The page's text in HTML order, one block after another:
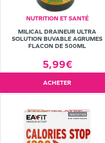
NUTRITION ET SANTÉ
MILICAL DRAINEUR ULTRA
SOLUTION BUVABLE AGRUMES
FLACON DE 500ML
5,99€
ACHETER